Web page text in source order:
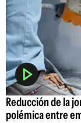
Reducción de la
polémica entre